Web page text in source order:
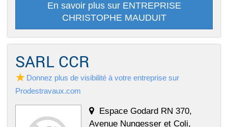
En savoir plus sur ENTREPRISE
CHRISTOPHE MAUDUIT
SARL CCR
Donnez plus de visibilité à votre entreprise sur
Prodestravaux.com
Espace Godard RN 370,
Avenue Nungesser et Coli,